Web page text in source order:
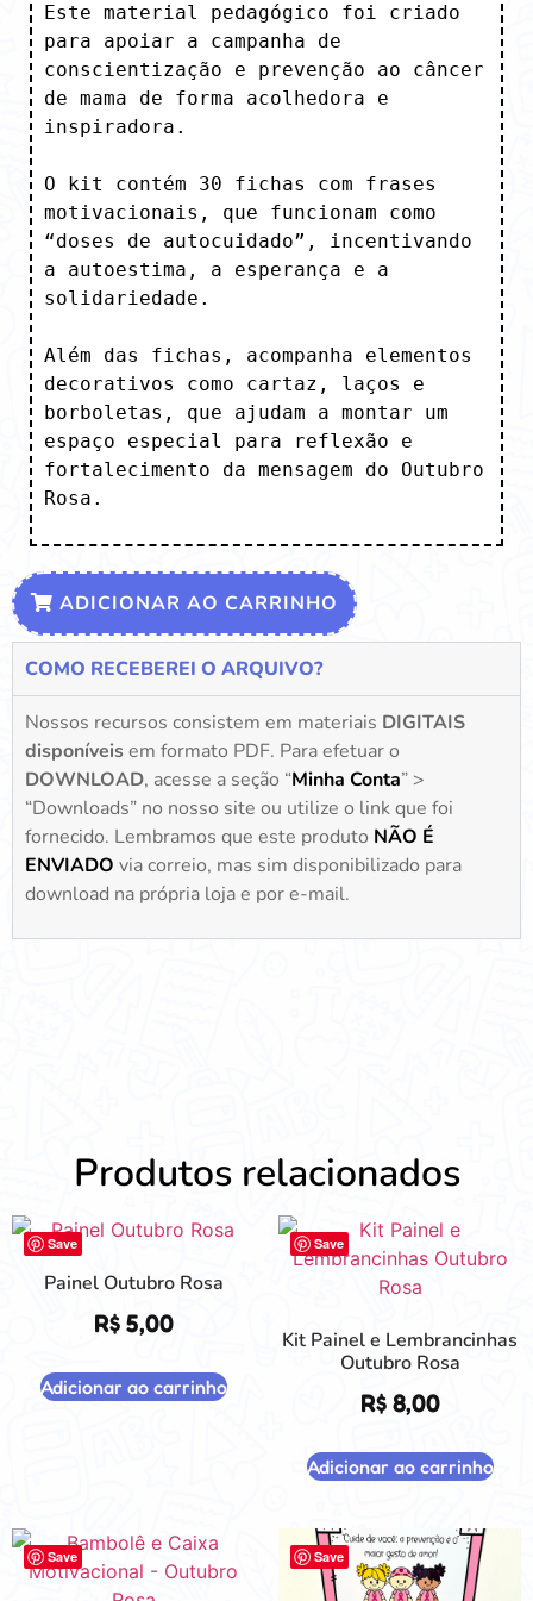
Este material pedagógico foi criado
para apoiar a campanha de
conscientização e prevenção ao câncer
de mama de forma acolhedora e
inspiradora.
O kit contém 30 fichas com frases
motivacionais, que funcionam como
“doses de autocuidado”, incentivando
a autoestima, a esperança e a
solidariedade.
Além das fichas, acompanha elementos
decorativos como cartaz, laços e
borboletas, que ajudam a montar um
espaço especial para reflexão e
fortalecimento da mensagem do Outubro
Rosa.
ADICIONAR AO CARRINHO
COMO RECEBEREI O ARQUIVO?
Nossos recursos consistem em materiais DIGITAIS
disponíveisem formato PDF. Para efetuar o
DOWNLOAD, acesse a seção “Minha Conta” >
“Downloads” no nosso site ou utilize o link que foi
fornecido. Lembramos que este produto NÃO É
ENVIADO via correio, mas sim disponibilizado para
download na própria loja e por e-mail.
Produtos relacionados
Save
Painel Outubro Rosa
R$5,00
Adicionar ao carrinho
Save
Kit Painel e Lembrancinhas
Outubro Rosa
R$8,00
Adicionar ao carrinho
Save Save